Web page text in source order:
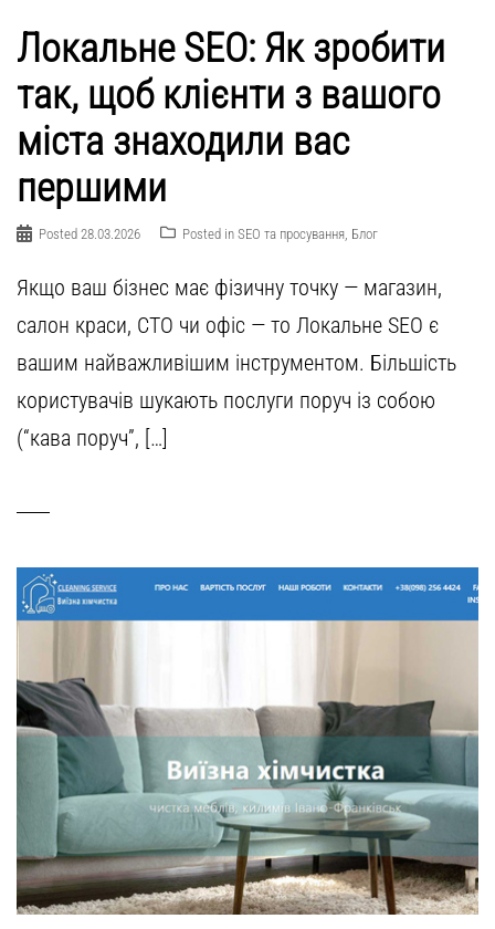
Локальне SEO: Як зробити
так, щоб клієнти з вашого
міста знаходили вас
першими
Posted 28.03.2026 Posted in SEO та просування, Блог
Якщо ваш бізнес має фізичну точку — магазин,
салон краси, СТО чи офіс — то Локальне SEO є
вашим найважливішим інструментом. Більшість
користувачів шукають послуги поруч із собою
(“кава поруч”, […]